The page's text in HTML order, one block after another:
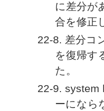
に差分が
合を修正
22-8. 差分コ
を復帰す
た。
22-9. system
ーになら